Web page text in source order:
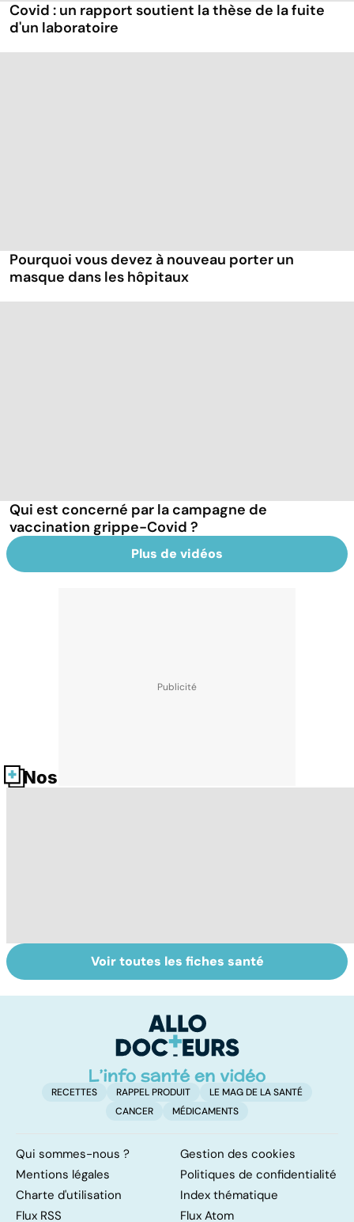
Covid : un rapport soutient la thèse de la fuite
d'un laboratoire
Pourquoi vous devez à nouveau porter un
masque dans les hôpitaux
Qui est concerné par la campagne de
vaccination grippe-Covid ?
Plus de vidéos
Nos fiches santé
Tout savoir sur
les infections
Covid-19 : tout
savoir sur la
Voir toutes les fiches santé
RECETTES RAPPEL PRODUIT
LE MAG DE LA SANTÉ
CANCER
MÉDICAMENTS
Qui sommes-nous ?
Gestion des cookies
Mentions légales
Politiques de confidentialité
Charte d'utilisation
Index thématique
Flux RSS
Flux Atom